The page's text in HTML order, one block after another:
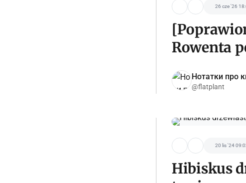
26 cze '26
Rowenta
Нотатки про
@flatplant
20 lis '24
Hibiskus